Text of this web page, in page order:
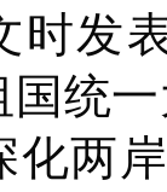
时发
国统
化两